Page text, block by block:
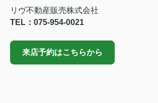
リヴ不動産販売株式会社
TEL：075-954-0021
来店予約はこちらから